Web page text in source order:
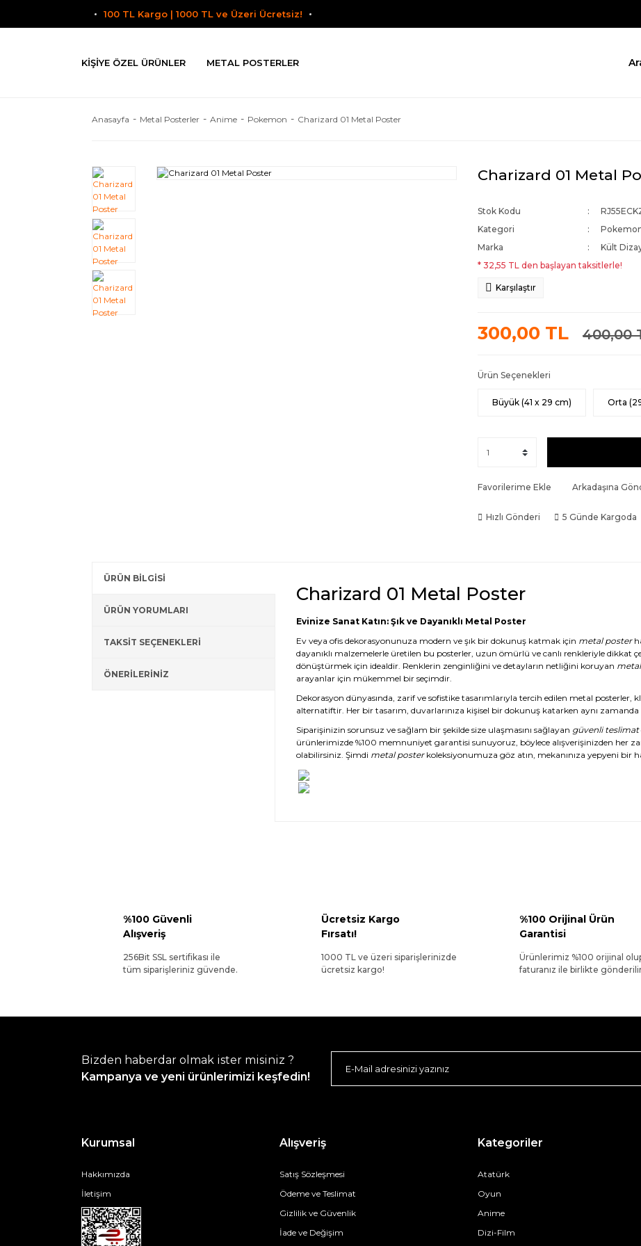
100 TL Kargo | 1000 TL ve Üzeri Ücretsiz!
KIŞIYE ÖZEL ÜRÜNLER METAL POSTERLER
Anasayfa Metal Posterler Anime Pokemon Charizard 01 Metal Poster
Charizard 01 Metal
Stok Kodu
Kategori
Marka
Kült
* 32,55 TL den başlayan taksitlerle!
Karşılaştır
300,00 TL 400,00
Ürün Seçenekleri
Büyük (41 x 29 cm) Orta
Favorilerime Ekle Arkadaşına
Hızlı Gönderi 5 Günde Kargoda
ÜRÜN BİLGİSİ
ÜRÜN YORUMLARI
TAKSİT SEÇENEKLERİ
ÖNERİLERİNİZ
Charizard 01 Metal Poster
Evinize Sanat Katın: Şık ve Dayanıklı Metal Poster
Ev veya ofis dekorasyonunuza modern ve şık bir dokunuş katmak için metal poster
dayanıklı malzemelerle üretilen bu posterler, uzun ömürlü ve canlı renkleriyle dikkat
dönüştürmek için idealdir. Renklerin zenginliğini ve detayların netliğini koruyan
arayanlar için mükemmel bir seçimdir.
Dekorasyon dünyasında, zarif ve sofistike tasarımlarıyla tercih edilen metal posterler,
alternatiftir. Her bir tasarım, duvarlarınıza kişisel bir dokunuş katarken aynı zamanda
Siparişinizin sorunsuz ve sağlam bir şekilde size ulaşmasını sağlayan güvenli teslimat
ürünlerimizde %100 memnuniyet garantisi sunuyoruz, böylece alışverişinizden her
olabilirsiniz. Şimdi metal posterkoleksiyonumuza göz atın, mekanınıza yepyeni bir
%100 Güvenli
Alışveriş
256Bit SSL sertifikası ile
tüm siparişleriniz güvende.
Ücretsiz Kargo
Fırsatı!
1000 TL ve üzeri siparişlerinizde
ücretsiz kargo!
%100 Orijinal Ürün
Garantisi
Ürünlerimiz %100 orijinal
faturanız ile birlikte
Bizden haberdar olmak ister misiniz ?
Kampanya ve yeni ürünlerimizi keşfedin!
Kurumsal
Hakkımızda
İletişim
Alışveriş
Satış Sözleşmesi
Ödeme ve Teslimat
Gizlilik ve Güvenlik
İade ve Değişim
Kategoriler
Atatürk
Oyun
Anime
Dizi-Film